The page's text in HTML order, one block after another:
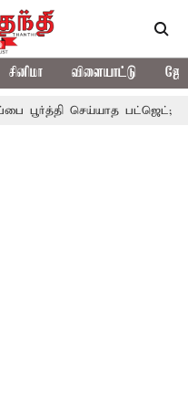
சினிமா விளையாட்டு
பட்ஜெட்; எடப்பாடி